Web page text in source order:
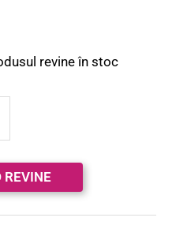
revine în stoc